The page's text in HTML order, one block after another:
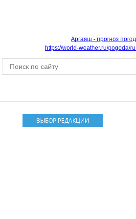
Аргаяш - прогноз
https://world-weather.ru/pogoda/
ВЫБОР РЕДАКЦИИ